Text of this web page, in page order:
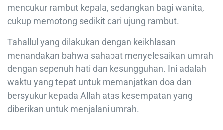
mencukur rambut kepala, sedangkan bagi wanita,
cukup memotong sedikit dari ujung rambut.
Tahallul yang dilakukan dengan keikhlasan
menandakan bahwa sahabat menyelesaikan umrah
dengan sepenuh hati dan kesungguhan. Ini adalah
waktu yang tepat untuk memanjatkan doa dan
bersyukur kepada Allah atas kesempatan yang
diberikan untuk menjalani umrah.